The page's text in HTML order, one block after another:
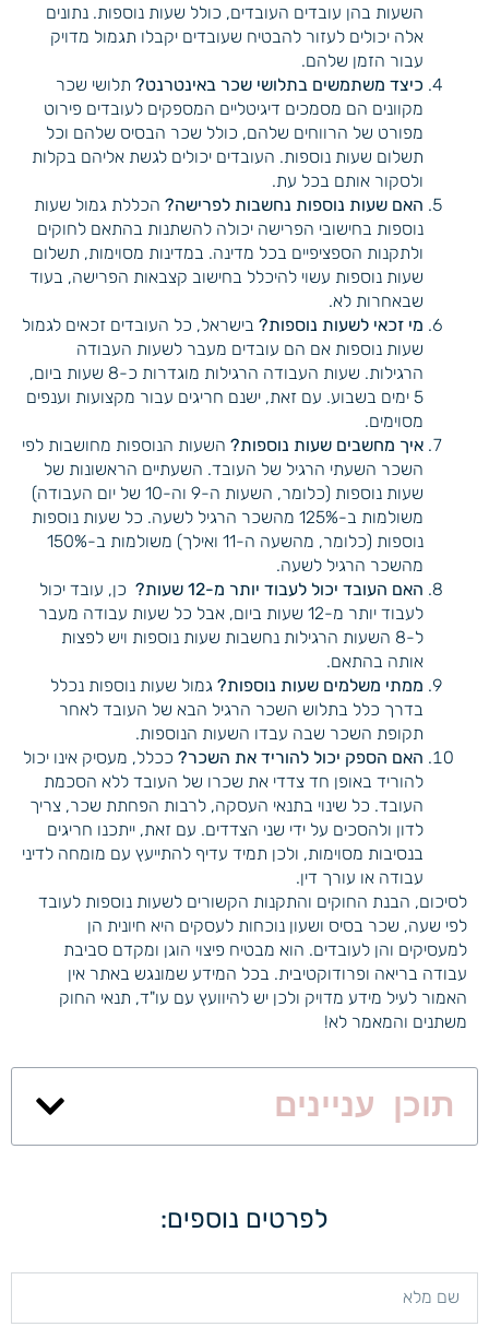
השעות בהן עובדים העובדים, כולל שעות נוספות. נתונים
אלה יכולים לעזור להבטיח שעובדים יקבלו תגמול מדויק
עבור הזמן שלהם.
כיצד משתמשים בתלושי שכר באינטרנט? תלושי שכר
מקוונים הם מסמכים דיגיטליים המספקים לעובדים פירוט
מפורט של הרווחים שלהם, כולל שכר הבסיס שלהם וכל
תשלום שעות נוספות. העובדים יכולים לגשת אליהם בקלות
ולסקור אותם בכל עת.
האם שעות נוספות נחשבות לפרישה? הכללת גמול שעות
נוספות בחישובי הפרישה יכולה להשתנות בהתאם לחוקים
ולתקנות הספציפיים בכל מדינה. במדינות מסוימות, תשלום
שעות נוספות עשוי להיכלל בחישוב קצבאות הפרישה, בעוד
שבאחרות לא.
מי זכאי לשעות נוספות? בישראל, כל העובדים זכאים לגמול
שעות נוספות אם הם עובדים מעבר לשעות העבודה
הרגילות. שעות העבודה הרגילות מוגדרות כ-8 שעות ביום,
5 ימים בשבוע. עם זאת, ישנם חריגים עבור מקצועות וענפים
מסוימים.
איך מחשבים שעות נוספות? השעות הנוספות מחושבות לפי
השכר השעתי הרגיל של העובד. השעתיים הראשונות של
שעות נוספות (כלומר, השעות ה-9 וה-10 של יום העבודה)
משולמות ב-125% מהשכר הרגיל לשעה. כל שעות נוספות
נוספות (כלומר, מהשעה ה-11 ואילך) משולמות ב-150%
מהשכר הרגיל לשעה.
האם העובד יכול לעבוד יותר מ-12 שעות?
כן, עובד יכול
לעבוד יותר מ-12 שעות ביום, אבל כל שעות עבודה מעבר
ל-8 השעות הרגילות נחשבות שעות נוספות ויש לפצות
אותה בהתאם.
ממתי משלמים שעות נוספות? גמול שעות נוספות נכלל
בדרך כלל בתלוש השכר הרגיל הבא של העובד לאחר
תקופת השכר שבה עבדו השעות הנוספות.
האם הספק יכול להוריד את השכר? ככלל, מעסיק אינו יכול
להוריד באופן חד צדדי את שכרו של העובד ללא הסכמת
העובד. כל שינוי בתנאי העסקה, לרבות הפחתת שכר, צריך
לדון ולהסכים על ידי שני הצדדים. עם זאת, ייתכנו חריגים
בנסיבות מסוימות, ולכן תמיד עדיף להתייעץ עם מומחה לדיני
עבודה או עורך דין.
לסיכום, הבנת החוקים והתקנות הקשורים לשעות נוספות לעובד
לפי שעה, שכר בסיס ושעון נוכחות לעסקים היא חיונית הן
למעסיקים והן לעובדים. הוא מבטיח פיצוי הוגן ומקדם סביבת
עבודה בריאה ופרודוקטיבית. בכל המידע שמונגש באתר אין
האמור לעיל מידע מדויק ולכן יש להיוועץ עם עו"ד, תנאי החוק
משתנים והמאמר לא!
תוכן עניינים
לפרטים נוספים: